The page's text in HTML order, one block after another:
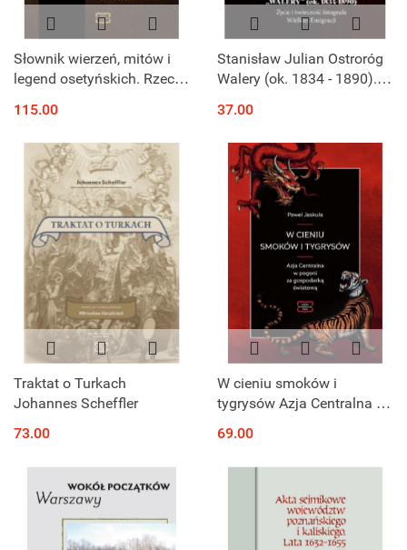
Słownik wierzeń, mitów i
legend osetyńskich. Rzecz
ostatnich potomków
Scytów, Sarmatów i
Alanów
115.00
Stanisław Julian Ostroróg
Walery (ok. 1834 - 1890).
Wielkiej Emigracji
37.00
Traktat o Turkach
Johannes Scheffler
73.00
W cieniu smoków i
tygrysów Azja Centralna w
światową
69.00